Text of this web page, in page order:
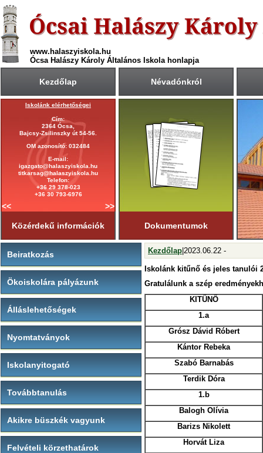
www.halaszyiskola.hu
Ócsa Halászy Károly Általános Iskola honlapja
Kezdőlap Névadónkról
Iskolánk elérhetőségei
Cím:
2364 Ócsa,
Bajcsy-Zsilinszky út 54-56.
OM azonosító: 032484
E-mail:
igazgato@halaszyiskola.hu
titkarsag@halaszyiskola.hu
Telefon:
+36 29 378-023
+36 30 793-6976
Első tanítási nap:
2025. szeptember 1. (hétfő)
Utolsó tanítási nap:
2026. június 19. (péntek)
Tanítási napok száma:
181 nap
Első félév
2026. január 23-igtart.
<< >>
Közérdekű információk Dokumentumok
Beiratkozás
Ökoiskolára pályázunk
Álláslehetőségek
Nyomtatványok
Iskolanyitogató
Továbbtanulás
Akikre büszkék vagyunk
Felvételi körzethatárok
Kezdőlap |2023.06.22 -
Iskolánk kitűnő és jeles tanulói
Gratulálunk a szép
KITŰNŐ
1.a
Grósz Dávid Róbert
Kántor Rebeka
Szabó Barnabás
Terdik Dóra
1.b
Balogh Olívia
Barizs Nikolett
Horvát Liza